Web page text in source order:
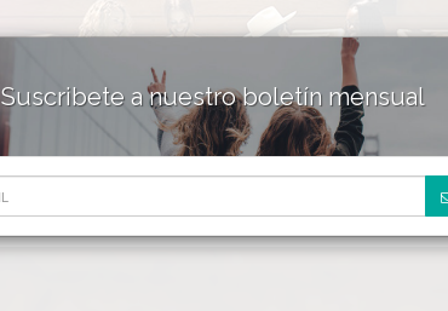
HOTELES & RESORTS
Suscribete a nuestro boletín mensual